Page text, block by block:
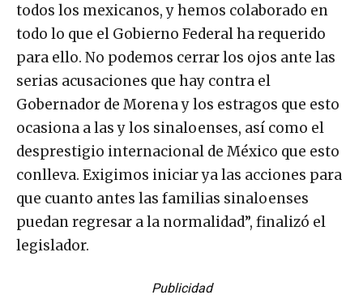
todos los mexicanos, y hemos colaborado en
todo lo que el Gobierno Federal ha requerido
para ello. No podemos cerrar los ojos ante las
serias acusaciones que hay contra el
Gobernador de Morena y los estragos que esto
ocasiona a las y los sinaloenses, así como el
desprestigio internacional de México que esto
conlleva. Exigimos iniciar ya las acciones para
que cuanto antes las familias sinaloenses
puedan regresar a la normalidad”, finalizó el
legislador.
Publicidad